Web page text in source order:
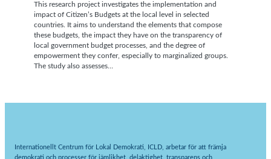
This research project investigates the implementation and
impact of Citizen’s Budgets at the local level in selected
countries. It aims to understand the elements that compose
these budgets, the impact they have on the transparency of
local government budget processes, and the degree of
empowerment they confer, especially to marginalized groups.
The study also assesses…
Internationellt Centrum för Lokal Demokrati, ICLD, arbetar för att främja